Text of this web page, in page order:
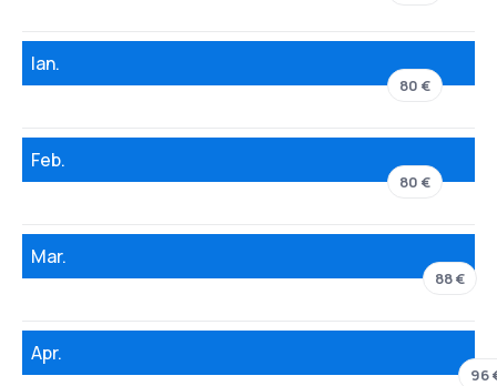
Ian.
80 €
Feb.
80 €
Mar.
88 €
Apr.
96